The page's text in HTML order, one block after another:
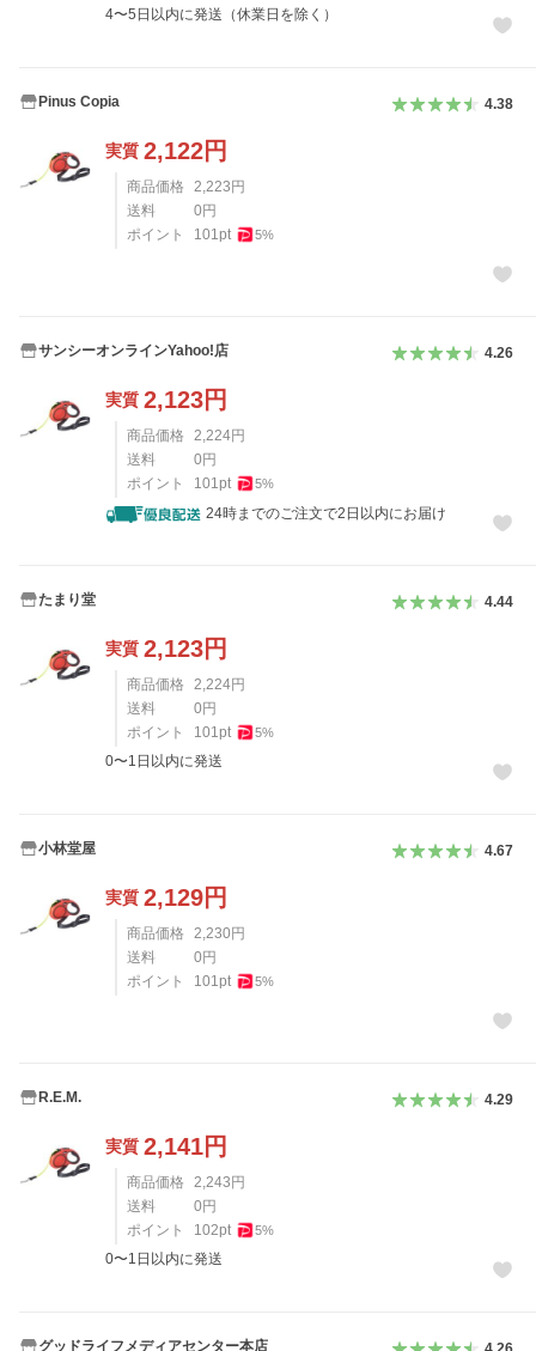
4〜5日以内に発送（休業日を除く）
Pinus Copia 4.38
実質 2,122円
商品価格 2,223 円
送料
0 円
ポイント
101pt 5%
サンシーオンラインYahoo!店 4.26
実質 2,123円
商品価格 2,224円
送料
0 円
ポイント
101pt 5%
24時までのご注文で2日以内にお届け
たまり堂 4.44
実質 2,123円
商品価格 2,224円
送料
0 円
ポイント
101pt 5%
0〜1日以内に発送
小林堂屋 4.67
実質 2,129円
商品価格 2,230 円
送料
0 円
ポイント
101pt 5%
R.E.M. 4.29
実質 2,141円
商品価格 2,243 円
送料
0 円
ポイント
102pt 5%
0〜1日以内に発送
グッドライフメディアセンター本店